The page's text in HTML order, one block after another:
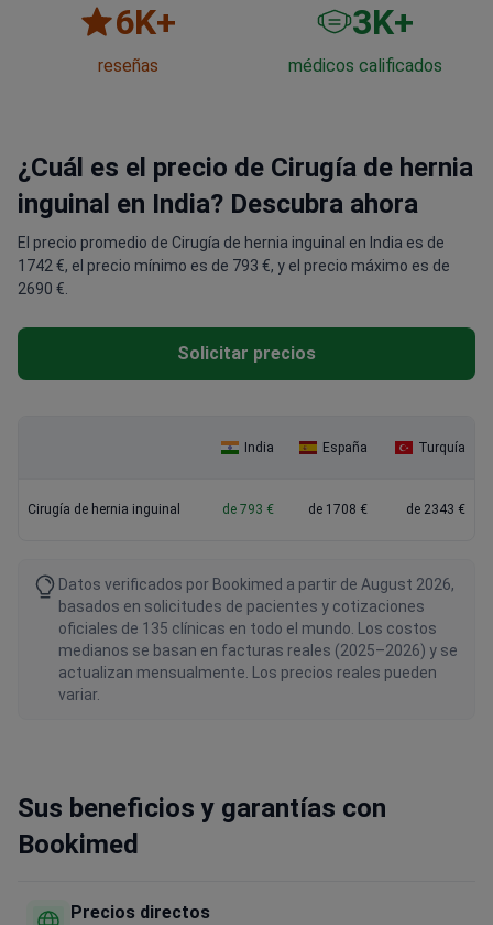
6K+
reseñas
3K+
médicos calificados
¿Cuál es el precio de Cirugía de hernia
inguinal en India? Descubra ahora
El precio promedio de Cirugía de hernia inguinal en India es de
1742 €, el precio mínimo es de 793 €, y el precio máximo es de
2690 €.
Solicitar precios
India España Turquía
Cirugía de hernia inguinal de 793 € de 1708 € de 2343 €
Datos verificados por Bookimed a partir de August 2026,
basados en solicitudes de pacientes y cotizaciones
oficiales de 135 clínicas en todo el mundo. Los costos
medianos se basan en facturas reales (2025–2026) y se
actualizan mensualmente. Los precios reales pueden
variar.
Sus beneficios y garantías con
Bookimed
Precios directos